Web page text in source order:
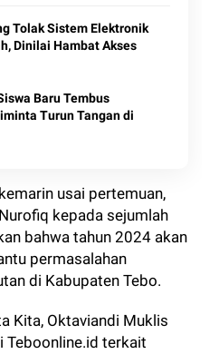
Tolak Sistem Elektronik
Dinilai Hambat Akses
Baru Tembus
Turun Tangan di
usai pertemuan,
kepada sejumlah
bahwa tahun 2024 akan
permasalahan
di Kabupaten Tebo.
Kita, Oktaviandi Muklis
Teboonline.id terkait